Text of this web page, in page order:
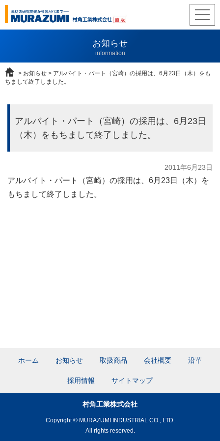
T
O
E
N
A
お知らせ
information
> お知らせ > アルバイト・パート（宮崎）の採用は、6月23日（木）をも
ちまして終了しました。
アルバイト・パート（宮崎）の採用は、6月23日
（木）をもちまして終了しました。
2011年6月23日
アルバイト・パート（宮崎）の採用は、6月23日（木）を
もちまして終了しました。
ホーム お知らせ 取扱商品 会社概要 沿革
採用情報 サイトマップ
村角工業株式会社
Copyright © MURAZUMI INDUSTRIAL CO., LTD.
All rights reserved.